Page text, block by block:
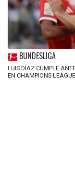
BUNDESLIGA
LUIS DÍAZ CUMPLE
EN CHAMPIONS LEAGUE